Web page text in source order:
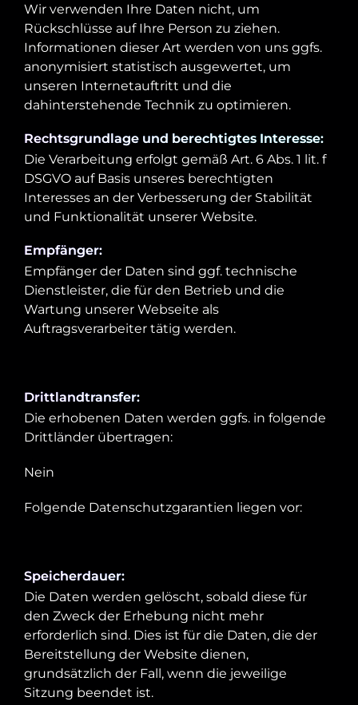
Wir verwenden Ihre Daten nicht, um
Rückschlüsse auf Ihre Person zu ziehen.
Informationen dieser Art werden von uns ggfs.
anonymisiert statistisch ausgewertet, um
unseren Internetauftritt und die
dahinterstehende Technik zu optimieren.
Rechtsgrundlage und berechtigtes Interesse:
Die Verarbeitung erfolgt gemäß Art. 6 Abs. 1 lit. f
DSGVO auf Basis unseres berechtigten
Interesses an der Verbesserung der Stabilität
und Funktionalität unserer Website.
Empfänger:
Empfänger der Daten sind ggf. technische
Dienstleister, die für den Betrieb und die
Wartung unserer Webseite als
Auftragsverarbeiter tätig werden.
Drittlandtransfer:
Die erhobenen Daten werden ggfs. in folgende
Drittländer übertragen:
Nein
Folgende Datenschutzgarantien liegen vor:
Speicherdauer:
Die Daten werden gelöscht, sobald diese für
den Zweck der Erhebung nicht mehr
erforderlich sind. Dies ist für die Daten, die der
Bereitstellung der Website dienen,
grundsätzlich der Fall, wenn die jeweilige
Sitzung beendet ist.